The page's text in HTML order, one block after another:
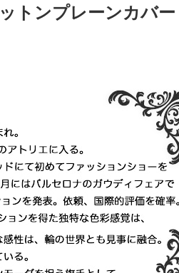
トンプレーンカバー